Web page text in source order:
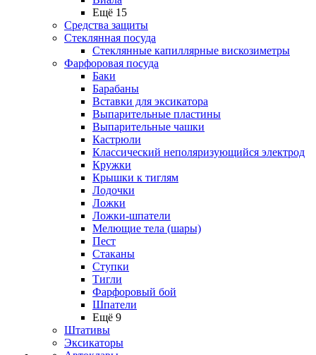
Ещё 15
Средства защиты
Стеклянная посуда
Стеклянные капиллярные вискозиметры
Фарфоровая посуда
Баки
Барабаны
Вставки для эксикатора
Выпарительные пластины
Выпарительные чашки
Кастрюли
Классический неполяризующийся электрод
Кружки
Крышки к тиглям
Лодочки
Ложки
Ложки-шпатели
Мелющие тела (шары)
Пест
Стаканы
Ступки
Тигли
Фарфоровый бой
Шпатели
Ещё 9
Штативы
Эксикаторы